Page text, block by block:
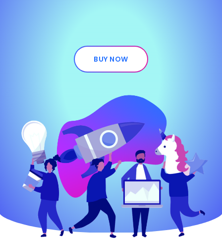
BUY NOW